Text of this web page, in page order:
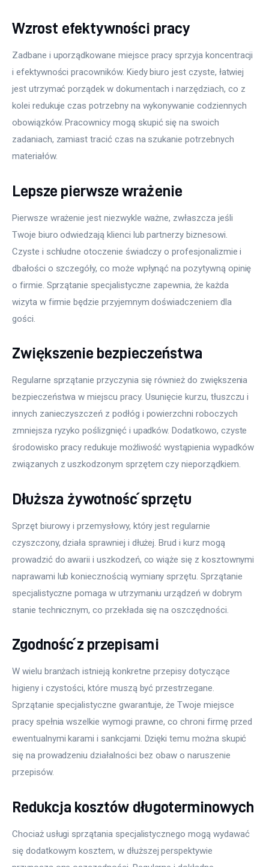
Wzrost efektywności pracy
Zadbane i uporządkowane miejsce pracy sprzyja koncentracji
i efektywności pracowników. Kiedy biuro jest czyste, łatwiej
jest utrzymać porządek w dokumentach i narzędziach, co z
kolei redukuje czas potrzebny na wykonywanie codziennych
obowiązków. Pracownicy mogą skupić się na swoich
zadaniach, zamiast tracić czas na szukanie potrzebnych
materiałów.
Lepsze pierwsze wrażenie
Pierwsze wrażenie jest niezwykle ważne, zwłaszcza jeśli
Twoje biuro odwiedzają klienci lub partnerzy biznesowi.
Czyste i schludne otoczenie świadczy o profesjonalizmie i
dbałości o szczegóły, co może wpłynąć na pozytywną opinię
o firmie. Sprzątanie specjalistyczne zapewnia, że każda
wizyta w firmie będzie przyjemnym doświadczeniem dla
gości.
Zwiększenie bezpieczeństwa
Regularne sprzątanie przyczynia się również do zwiększenia
bezpieczeństwa w miejscu pracy. Usunięcie kurzu, tłuszczu i
innych zanieczyszczeń z podłóg i powierzchni roboczych
zmniejsza ryzyko poślizgnięć i upadków. Dodatkowo, czyste
środowisko pracy redukuje możliwość wystąpienia wypadków
związanych z uszkodzonym sprzętem czy nieporządkiem.
Dłuższa żywotność sprzętu
Sprzęt biurowy i przemysłowy, który jest regularnie
czyszczony, działa sprawniej i dłużej. Brud i kurz mogą
prowadzić do awarii i uszkodzeń, co wiąże się z kosztownymi
naprawami lub koniecznością wymiany sprzętu. Sprzątanie
specjalistyczne pomaga w utrzymaniu urządzeń w dobrym
stanie technicznym, co przekłada się na oszczędności.
Zgodność z przepisami
W wielu branżach istnieją konkretne przepisy dotyczące
higieny i czystości, które muszą być przestrzegane.
Sprzątanie specjalistyczne gwarantuje, że Twoje miejsce
pracy spełnia wszelkie wymogi prawne, co chroni firmę przed
ewentualnymi karami i sankcjami. Dzięki temu można skupić
się na prowadzeniu działalności bez obaw o naruszenie
przepisów.
Redukcja kosztów długoterminowych
Chociaż usługi sprzątania specjalistycznego mogą wydawać
się dodatkowym kosztem, w dłuższej perspektywie